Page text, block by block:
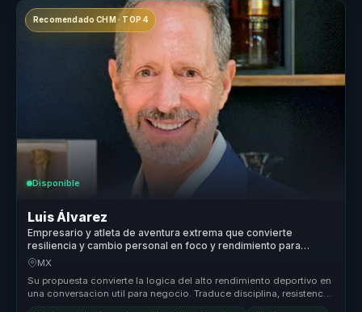
Recomendado CHM · TOP 4
Disponible
Luis Álvarez
Empresario y atleta de aventura extrema que convierte
resiliencia y cambio personal en foco y rendimiento para
lideres y equipos.
MX
Su propuesta convierte la logica del alto rendimiento deportivo en
una conversacion util para negocio. Traduce disciplina, resistencia
me...